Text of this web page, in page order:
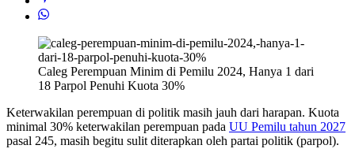
Caleg Perempuan Minim di Pemilu 2024, Hanya 1 dari
18 Parpol Penuhi Kuota 30%
Keterwakilan perempuan di politik masih jauh dari harapan. Kuota
minimal 30% keterwakilan perempuan pada UU Pemilu tahun 2027
pasal 245, masih begitu sulit diterapkan oleh partai politik (parpol).